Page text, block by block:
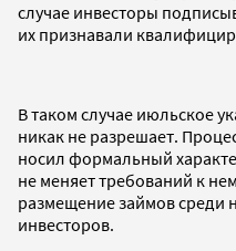
случае инвесторы
их признавали
В таком случае июльское
никак не разрешает.
носил формальный
не меняет требований к
размещение займов
инвесторов.